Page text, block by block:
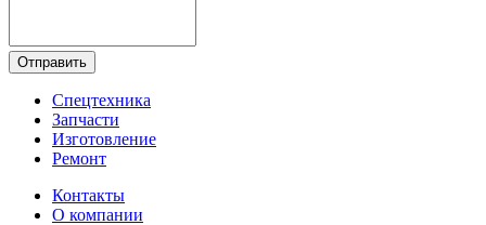
Отправить
Спецтехника
Запчасти
Изготовление
Ремонт
Контакты
О компании